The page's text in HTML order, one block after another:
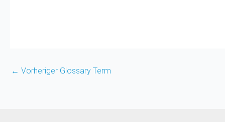
← Vorheriger Glossary Term